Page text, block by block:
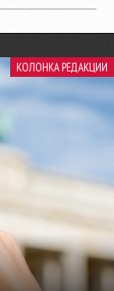
КОЛОНКА РЕДАКЦИИ